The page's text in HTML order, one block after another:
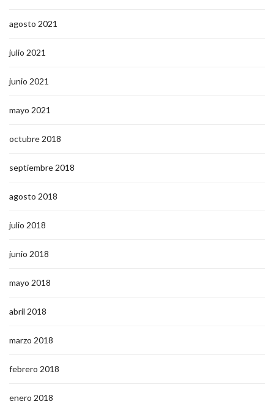
agosto 2021
julio 2021
junio 2021
mayo 2021
octubre 2018
septiembre 2018
agosto 2018
julio 2018
junio 2018
mayo 2018
abril 2018
marzo 2018
febrero 2018
enero 2018